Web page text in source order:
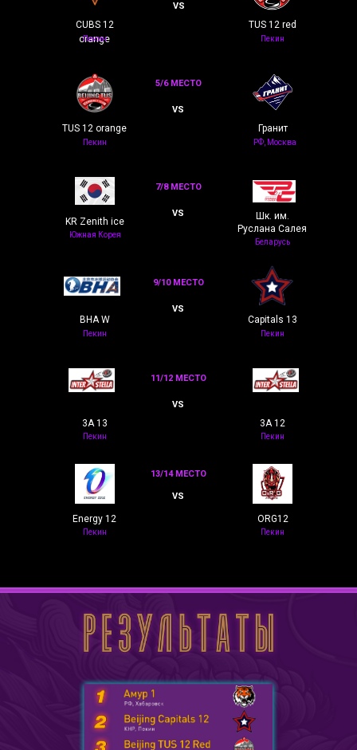
VS
CUBS 12
orange
Пекин
TUS 12 red
Пекин
5/6 МЕСТО
VS
TUS 12 orange
Пекин
Гранит
РФ, Москва
7/8 МЕСТО
VS
KR Zenith ice
Южная Корея
Шк. им.
Руслана Салея
Беларусь
9/10 МЕСТО
VS
BHA W
Пекин
Capitals 13
Пекин
11/12 МЕСТО
VS
3A 13
Пекин
3A 12
Пекин
13/14 МЕСТО
VS
Energy 12
Пекин
ORG12
Пекин